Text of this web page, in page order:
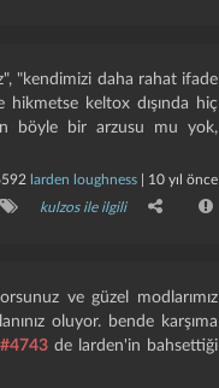
"kendimizi daha rahat ifade
keltox dışında hiç
böyle bir arzusu mu yok,
larden loughness| 10 yıl önce
kulzos ile ilgili
ve güzel modlarımız
oluyor. bende karşıma
#4743 de larden'in bahsettiği